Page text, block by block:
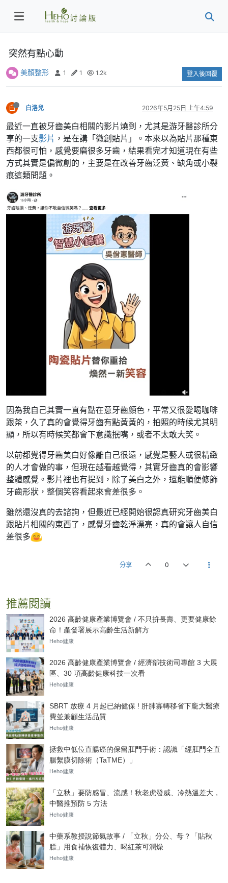
突然有點心動
美顏整形 1 1 1.2k 登入後回覆
白 白洛兒 2026年5月25日 上午4:59
最近一直被牙齒美白相關的影片燒到，尤其是游牙醫診所分
享的一支影片 ，是在講「微創貼片」。本來以為貼片那種東
西都很可怕，感覺要磨很多牙齒，結果看完才知道現在有些
方式其實是偏微創的，主要是在改善牙齒泛黃、缺角或小裂
痕這類問題。
因為我自己其實一直有點在意牙齒顏色，平常又很愛喝咖啡
跟茶，久了真的會覺得牙齒有點黃黃的，拍照的時候尤其明
顯，所以有時候笑都會下意識抿嘴，或者不太敢大笑。
以前都覺得牙齒美白好像離自己很遠，感覺是藝人或很精緻
的人才會做的事，但現在越看越覺得，其實牙齒真的會影響
整體感覺。影片裡也有提到，除了美白之外，還能順便修飾
牙齒形狀，整個笑容看起來會差很多。
雖然還沒真的去諮詢，但最近已經開始很認真研究牙齒美白
跟貼片相關的東西了，感覺牙齒乾淨漂亮，真的會讓人自信
差很多
分享 0
推薦閱讀